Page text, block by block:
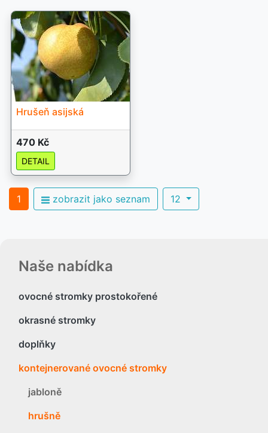
Naše nabídka
ovocné stromky prostokořené
okrasné stromky
doplňky
kontejnerované ovocné stromky
jabloně
hrušně
Hrušeň asijská
470 Kč
DETAIL
1 zobrazit jako seznam 12